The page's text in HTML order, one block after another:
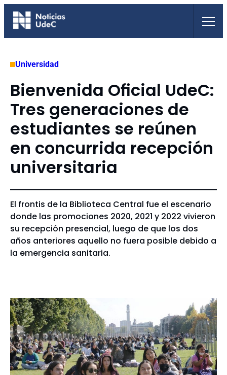
Saltar
Universidad
Bienvenida Oficial UdeC:
Tres generaciones de
estudiantes se reúnen
en concurrida recepción
universitaria
El frontis de la Biblioteca Central fue el escenario
donde las promociones 2020, 2021 y 2022 vivieron
su recepción presencial, luego de que los dos
años anteriores aquello no fuera posible debido a
la emergencia sanitaria.